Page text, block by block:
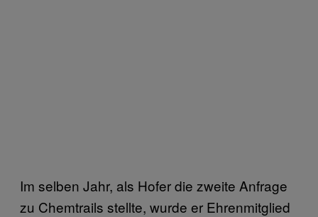
Im selben Jahr, als Hofer die zweite Anfrage
zu Chemtrails stellte, wurde er Ehrenmitglied